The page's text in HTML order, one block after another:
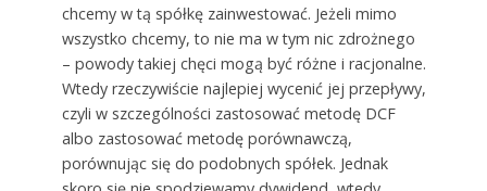
chcemy w tą spółkę zainwestować. Jeżeli mimo
wszystko chcemy, to nie ma w tym nic zdrożnego
– powody takiej chęci mogą być różne i racjonalne.
Wtedy rzeczywiście najlepiej wycenić jej przepływy,
czyli w szczególności zastosować metodę DCF
albo zastosować metodę porównawczą,
porównując się do podobnych spółek. Jednak